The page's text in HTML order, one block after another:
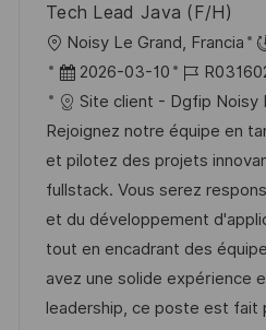
l
i
c
a
c
i
ó
n
Tech Lead Java (F/H)
U
b
c
a
c
i
ó
n
Noisy Le Grand, Francia
F
e
c
h
a
d
e
p
u
2026-03-10
I
D
d
e
e
m
p
l
e
Site client - Dgfip Noisy
Rejoignez notre équipe en
et pilotez des projets
fullstack. Vous serez
et du développement
tout en encadrant des
avez une solide expérience
leadership, ce poste est fait